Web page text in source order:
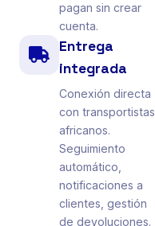
pagan sin crear
cuenta.
Entrega
integrada
Conexión directa
con transportistas
africanos.
Seguimiento
automático,
notificaciones a
clientes, gestión
de devoluciones.